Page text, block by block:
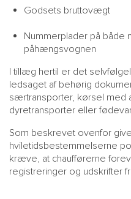
Godsets bruttovægt
Nummerplader på både
påhængsvognen
I tillæg hertil er det
ledsaget af behørig
særtransporter, kørsel med
dyretransporter eller
Som beskrevet ovenfor
hviletidsbestemmelserne
kræve, at chaufførerne
registreringer og udskrifter